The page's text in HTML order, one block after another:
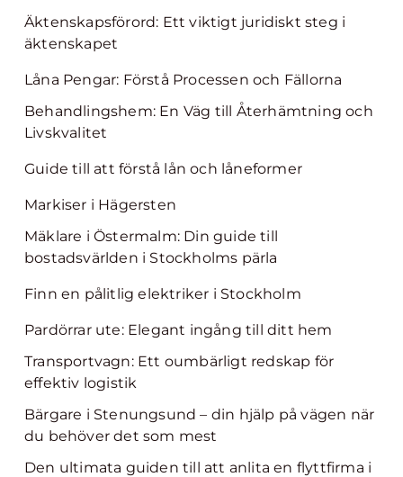
Äktenskapsförord: Ett viktigt juridiskt steg i
äktenskapet
Låna Pengar: Förstå Processen och Fällorna
Behandlingshem: En Väg till Återhämtning och
Livskvalitet
Guide till att förstå lån och låneformer
Markiser i Hägersten
Mäklare i Östermalm: Din guide till
bostadsvärlden i Stockholms pärla
Finn en pålitlig elektriker i Stockholm
Pardörrar ute: Elegant ingång till ditt hem
Transportvagn: Ett oumbärligt redskap för
effektiv logistik
Bärgare i Stenungsund – din hjälp på vägen när
du behöver det som mest
Den ultimata guiden till att anlita en flyttfirma i